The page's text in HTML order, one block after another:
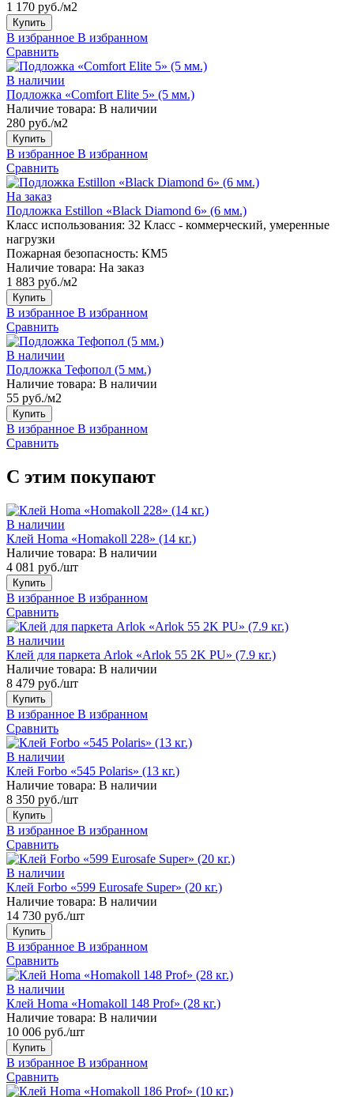
1 170 руб./м2
Купить
В избранное В избранном
Сравнить
В наличии
Подложка «Comfort Elite 5» (5 мм.)
Наличие товара: В наличии
280 руб./м2
Купить
В избранное В избранном
Сравнить
На заказ
Подложка Estillon «Black Diamond 6» (6 мм.)
Класс использования: 32 Класс - коммерческий, умеренные
нагрузки
Пожарная безопасность: КМ5
Наличие товара: На заказ
1 883 руб./м2
Купить
В избранное В избранном
Сравнить
В наличии
Подложка Тефопол (5 мм.)
Наличие товара: В наличии
55 руб./м2
Купить
В избранное В избранном
Сравнить
С этим покупают
В наличии
Клей Homa «Homakoll 228» (14 кг.)
Наличие товара: В наличии
4 081 руб./шт
Купить
В избранное В избранном
Сравнить
В наличии
Клей для паркета Arlok «Arlok 55 2K PU» (7.9 кг.)
Наличие товара: В наличии
8 479 руб./шт
Купить
В избранное В избранном
Сравнить
В наличии
Клей Forbo «545 Polaris» (13 кг.)
Наличие товара: В наличии
8 350 руб./шт
Купить
В избранное В избранном
Сравнить
В наличии
Клей Forbo «599 Eurosafe Super» (20 кг.)
Наличие товара: В наличии
14 730 руб./шт
Купить
В избранное В избранном
Сравнить
В наличии
Клей Homa «Homakoll 148 Prof» (28 кг.)
Наличие товара: В наличии
10 006 руб./шт
Купить
В избранное В избранном
Сравнить